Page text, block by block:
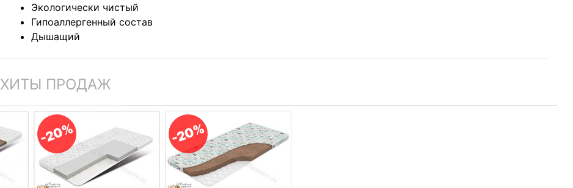
Экологически чистый
Гипоаллергенный состав
Дышащий
ХИТЫ ПРОДАЖ
-20% -20%